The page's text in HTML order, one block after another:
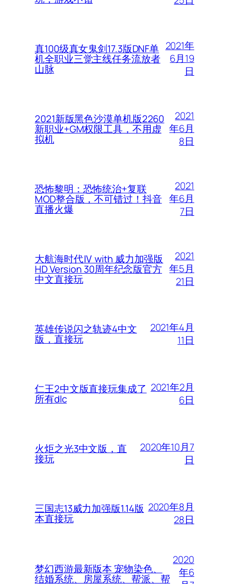
真100级真女鬼剑17.3版DNF单
机全职业三觉主线任务流放者
山脉
2021年
6月19
日
2021新版黑色沙漠单机版2260
新职业+GM权限工具，不用虚
拟机
2021
年6月
8日
恐怖黎明：恐怖统治+复联
MOD整合版，不可错过！抖音
直播火爆
2021
年6月
7日
大航海时代Ⅳ with 威力加强版
HD Version 30周年纪念版官方
中文直接玩
2021
年5月
21日
英雄传说闪之轨迹4中文
版，直接玩
2021年4月
11日
仁王2中文版直接玩集成了
所有dlc
2021年2月
6日
火炬之光3中文版，直
接玩
2020年10月7
日
三国志13威力加强版1.14版
本直接玩
2020年8月
28日
梦幻西游最新版本 宠物染色、
结婚系统、房屋系统、帮派、帮
2020
年6